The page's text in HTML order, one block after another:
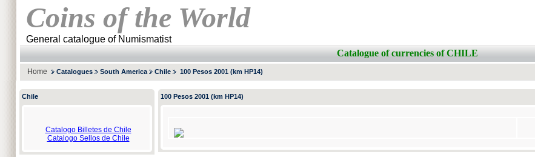
Coins of the World
General catalogue of Numismatist
Catalogue of currencies of CHILE
Home Catalogues South America Chile 100 Pesos 2001 (km HP14)
Chile
Catalogo Billetes de Chile
Catalogo Sellos de Chile
100 Pesos 2001 (km HP14)